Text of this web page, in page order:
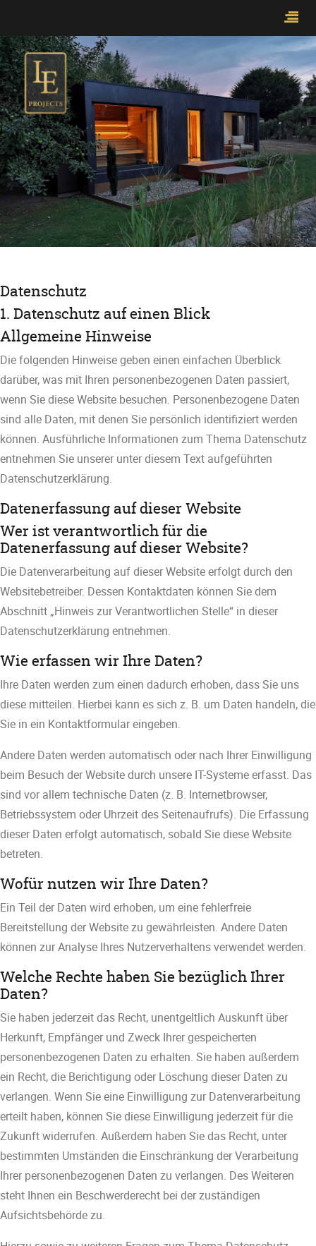
Datenschutz
1. Datenschutz auf einen Blick
Allgemeine Hinweise
Die folgenden Hinweise geben einen einfachen Überblick
darüber, was mit Ihren personenbezogenen Daten passiert,
wenn Sie diese Website besuchen. Personenbezogene Daten
sind alle Daten, mit denen Sie persönlich identifiziert werden
können. Ausführliche Informationen zum Thema Datenschutz
entnehmen Sie unserer unter diesem Text aufgeführten
Datenschutzerklärung.
Datenerfassung auf dieser Website
Wer ist verantwortlich für die
Datenerfassung auf dieser Website?
Die Datenverarbeitung auf dieser Website erfolgt durch den
Websitebetreiber. Dessen Kontaktdaten können Sie dem
Abschnitt „Hinweis zur Verantwortlichen Stelle“ in dieser
Datenschutzerklärung entnehmen.
Wie erfassen wir Ihre Daten?
Ihre Daten werden zum einen dadurch erhoben, dass Sie uns
diese mitteilen. Hierbei kann es sich z. B. um Daten handeln, die
Sie in ein Kontaktformular eingeben.
Andere Daten werden automatisch oder nach Ihrer Einwilligung
beim Besuch der Website durch unsere IT-Systeme erfasst. Das
sind vor allem technische Daten (z. B. Internetbrowser,
Betriebssystem oder Uhrzeit des Seitenaufrufs). Die Erfassung
dieser Daten erfolgt automatisch, sobald Sie diese Website
betreten.
Wofür nutzen wir Ihre Daten?
Ein Teil der Daten wird erhoben, um eine fehlerfreie
Bereitstellung der Website zu gewährleisten. Andere Daten
können zur Analyse Ihres Nutzerverhaltens verwendet werden.
Welche Rechte haben Sie bezüglich Ihrer
Daten?
Sie haben jederzeit das Recht, unentgeltlich Auskunft über
Herkunft, Empfänger und Zweck Ihrer gespeicherten
personenbezogenen Daten zu erhalten. Sie haben außerdem
ein Recht, die Berichtigung oder Löschung dieser Daten zu
verlangen. Wenn Sie eine Einwilligung zur Datenverarbeitung
erteilt haben, können Sie diese Einwilligung jederzeit für die
Zukunft widerrufen. Außerdem haben Sie das Recht, unter
bestimmten Umständen die Einschränkung der Verarbeitung
Ihrer personenbezogenen Daten zu verlangen. Des Weiteren
steht Ihnen ein Beschwerderecht bei der zuständigen
Aufsichtsbehörde zu.